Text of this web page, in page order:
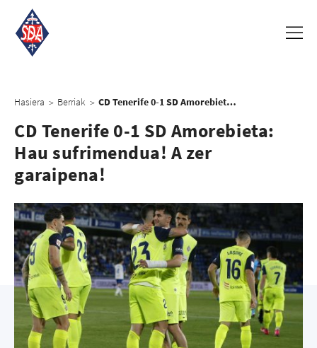
Hasiera > Berriak > CD Tenerife 0-1 SD Amorebieta: Hau sufrimendua! A zer garaipena!
CD Tenerife 0-1 SD Amorebieta:
Hau sufrimendua! A zer
garaipena!